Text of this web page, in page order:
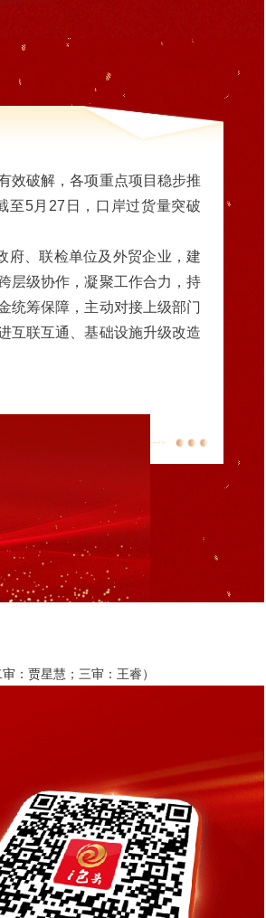
效破解，各项重点项目稳步推
至5月27日，口岸过货量突破
、联检单位及外贸企业，建
层级协作，凝聚工作合力，持
统筹保障，主动对接上级部门
互联互通、基础设施升级改造
：贾星慧；三审：王睿）